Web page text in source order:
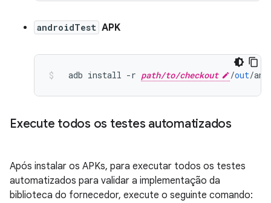
androidTest APK
adb install -r path/to/checkout /out/
Execute todos os testes automatizados
Após instalar os APKs, para executar todos os testes
automatizados para validar a implementação da
biblioteca do fornecedor, execute o seguinte comando: